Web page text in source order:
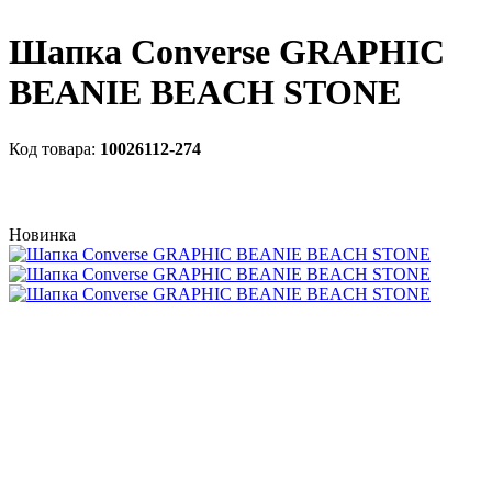
Шапка Converse GRAPHIC
BEANIE BEACH STONE
10026112-274
Новинка